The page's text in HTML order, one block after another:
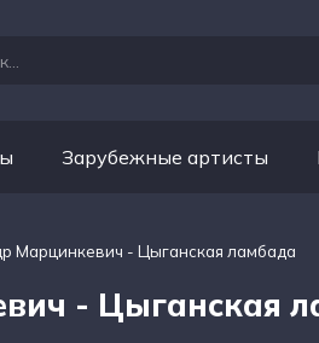
Зарубежные артисты
Марцинкевич - Цыганская ламбада
- Цыганская